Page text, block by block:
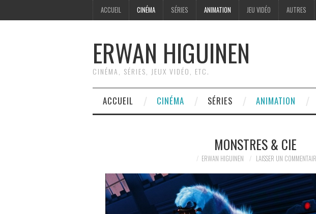
ACCUEIL CINÉMA SÉRIES ANIMATION JEU VIDÉO AUTRES
ERWAN HIGUINEN
CINÉMA, SÉRIES, JEUX VIDÉO, ETC.
ACCUEIL CINÉMA SÉRIES ANIMATION
MONSTRES & CIE
ERWAN HIGUINEN LAISSER UN